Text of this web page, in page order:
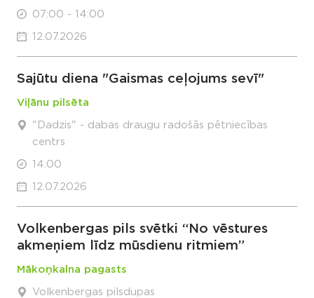
07:00 - 14:00
12.07.2026
Sajūtu diena "Gaismas ceļojums sevī"
Viļānu pilsēta
"Dadzis" - dabas draugu radošās pētniecības
centrs
14:00
12.07.2026
Volkenbergas pils svētki “No vēstures
akmeņiem līdz mūsdienu ritmiem”
Mākoņkalna pagasts
Volkenbergas pilsdupas